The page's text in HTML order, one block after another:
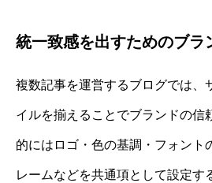
統一致感を出すためのブラ
複数記事を運営するブログでは、
イルを揃えることでブランドの信
的にはロゴ・色の基調・フォント
レームなどを共通項として設定す